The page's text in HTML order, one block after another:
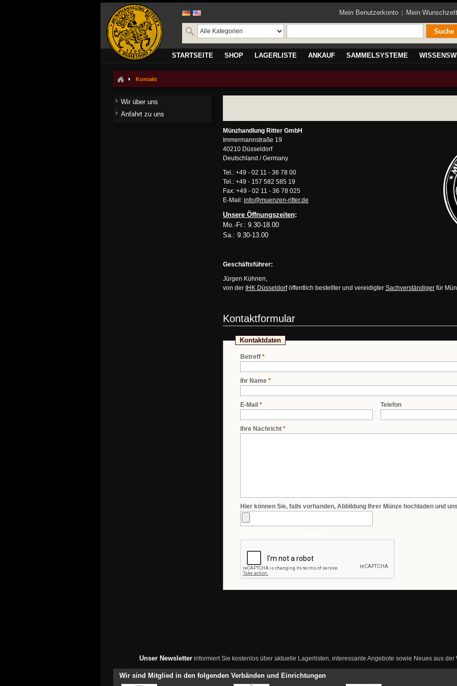
Mein Benutzerkonto Mein
Suche
STARTSEITE SHOP LAGERLISTE ANKAUF SAMMELSYSTEME
Kontakt
Münzhandlung Ritter GmbH
Immermannstraße 19
40210 Düsseldorf
Deutschland / Germany
Tel.: +49 - 02 11 - 36 78 00
Tel.: +49 - 157 582 585 19
Fax: +49 - 02 11 - 36 78 025
E-Mail: info@muenzen-ritter.de
Unsere Öffnungszeiten:
Mo.-Fr.: 9.30-18.00
Sa.: 9.30-13.00
Geschäftsführer:
Jürgen Kühnen,
von der IHK Düsseldorföffentlich bestellter und vereidigter Sachverständiger für
Kontaktformular
Kontaktdaten
*
Betreff
*
Ihr Name
*
E-Mail Telefon
*
Ihre Nachricht
Hier können Sie, falls vorhanden, Abbildung Ihrer Münze hochladen und
Wir über uns
Anfahrt zu uns
Unser Newsletterinformiert Sie kostenlos über aktuelle Lagerlisten, interessante Angebote sowie Neues aus der
Wir sind Mitglied in den folgenden Verbänden und Einrichtungen